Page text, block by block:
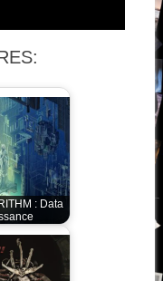
: Data